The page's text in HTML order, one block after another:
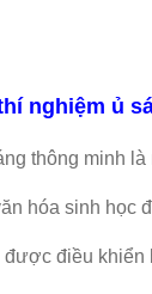
nghiệm ủ
thông minh
hóa sinh học
được điều